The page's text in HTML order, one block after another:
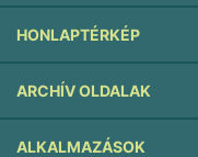
HONLAPTÉRKÉP
ARCHÍV OLDALAK
ALKALMAZÁSOK